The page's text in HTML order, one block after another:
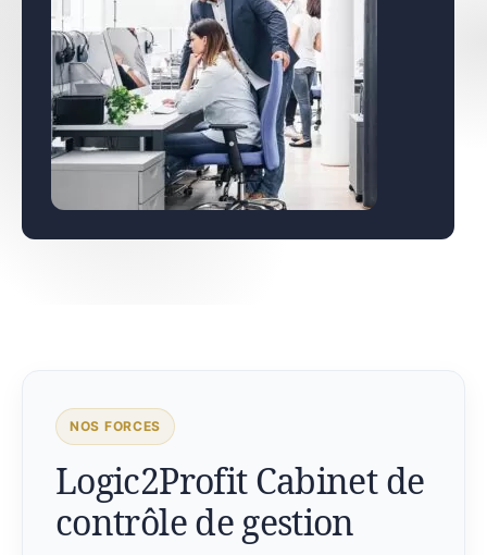
NOS FORCES
Logic2Profit Cabinet de
contrôle de gestion